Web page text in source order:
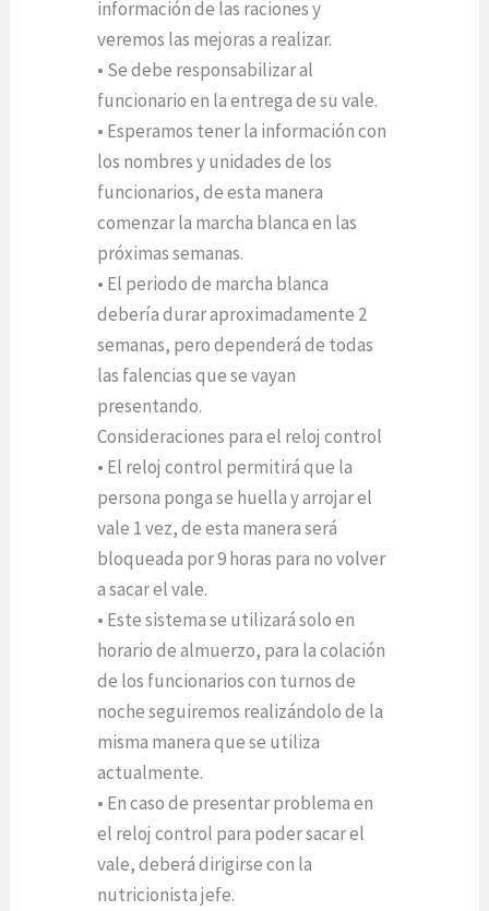
información de las raciones y
veremos las mejoras a realizar.
• Se debe responsabilizar al
funcionario en la entrega de su vale.
• Esperamos tener la información con
los nombres y unidades de los
funcionarios, de esta manera
comenzar la marcha blanca en las
próximas semanas.
• El periodo de marcha blanca
debería durar aproximadamente 2
semanas, pero dependerá de todas
las falencias que se vayan
presentando.
Consideraciones para el reloj control
• El reloj control permitirá que la
persona ponga se huella y arrojar el
vale 1 vez, de esta manera será
bloqueada por 9 horas para no volver
a sacar el vale.
• Este sistema se utilizará solo en
horario de almuerzo, para la colación
de los funcionarios con turnos de
noche seguiremos realizándolo de la
misma manera que se utiliza
actualmente.
• En caso de presentar problema en
el reloj control para poder sacar el
vale, deberá dirigirse con la
nutricionista jefe.